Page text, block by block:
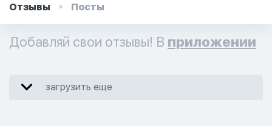
Отзывы Посты
Добавляй свои отзывы! В приложении
загрузить еще